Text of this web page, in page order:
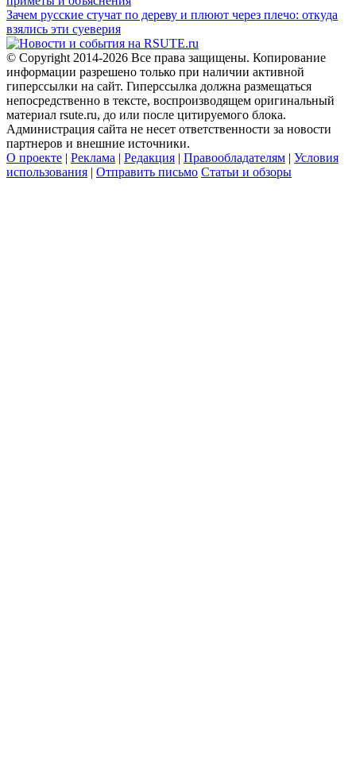
Зачем русские стучат по дереву и плюют через плечо: откуда
взялись эти суеверия
© Copyright 2014-2026 Все права защищены. Копирование
информации разрешено только при наличии активной
гиперссылки на сайт. Гиперссылка должна размещаться
непосредственно в тексте, воспроизводящем оригинальный
материал rsute.ru, до или после цитируемого блока.
Администрация сайта не несет ответственности за новости
партнеров и внешние источники.
О проекте
Реклама Редакция Правообладателям
Условия
использования
Отправить письмо Статьи и обзоры